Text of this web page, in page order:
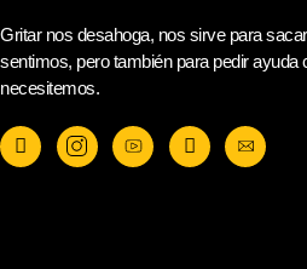
Gritar nos desahoga, nos sirve para
sentimos, pero también para pedir ayuda
necesitemos.